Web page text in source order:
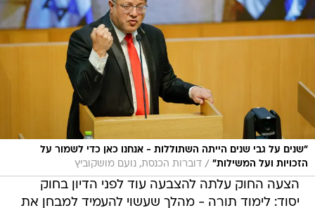
"שנים על גבי שנים הייתה השתוללות - אנחנו כאן כדי לשמור על
הזכויות ועל המשילות" / דוברות הכנסת, נועם מושקוביץ
הצעה החוק עלתה להצבעה עוד לפני הדיון בחוק
יסוד: לימוד תורה - מהלך שעשוי להעמיד למבחן את